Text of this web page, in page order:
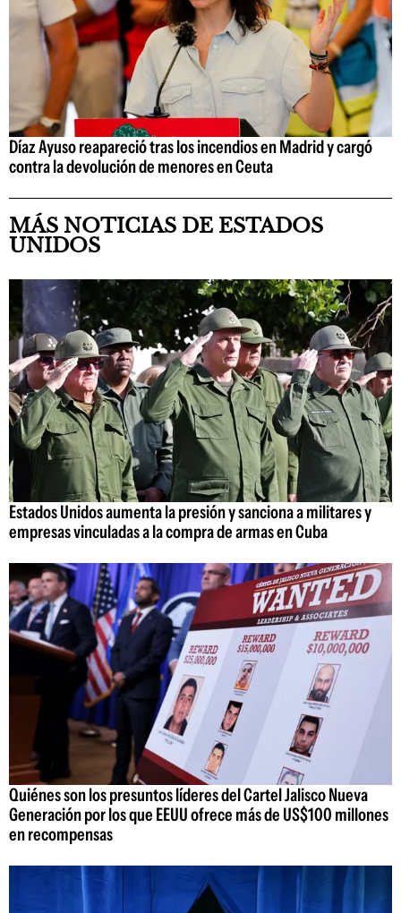
Díaz Ayuso reapareció tras los incendios en Madrid y cargó
contra la devolución de menores en Ceuta
MÁS NOTICIAS DE ESTADOS
UNIDOS
Estados Unidos aumenta la presión y sanciona a militares y
empresas vinculadas a la compra de armas en Cuba
Quiénes son los presuntos líderes del Cartel Jalisco Nueva
Generación por los que EEUU ofrece más de US$100 millones
en recompensas